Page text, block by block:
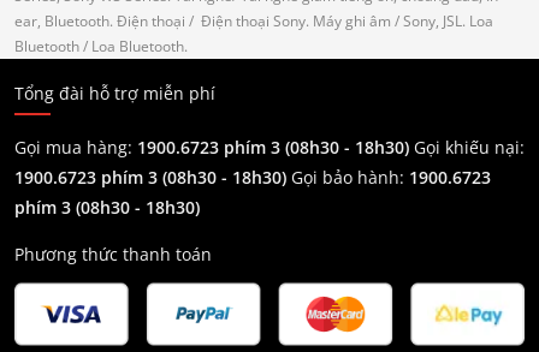
ear, Bluetooth. Điện thoại / Điện thoại Sony. Máy ghi âm / Sony, JSL. Loa
Bluetooth/ Loa Bluetooth.
Tổng đài hỗ trợ miễn phí
Gọi mua hàng: 1900.6723 phím 3 (08h30 - 18h30) Gọi khiếu nại:
1900.6723 phím 3 (08h30 - 18h30) Gọi bảo hành: 1900.6723
phím 3 (08h30 - 18h30)
Phương thức thanh toán